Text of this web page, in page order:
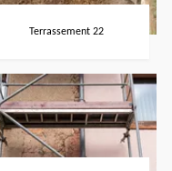
Terrassement 22